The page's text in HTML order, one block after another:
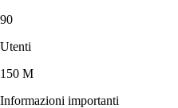
90
Utenti
150 M
Informazioni importanti